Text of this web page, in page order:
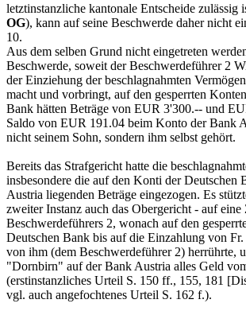
letztinstanzliche kantonale Entscheide zulässig
OG), kann auf seine Beschwerde daher nicht
10.
Aus dem selben Grund nicht eingetreten
Beschwerde, soweit der Beschwerdeführer 2
der Einziehung der beschlagnahmten
macht und vorbringt, auf den gesperrten
Bank hätten Beträge von EUR 3'300.-- und
Saldo von EUR 191.04 beim Konto der Bank
nicht seinem Sohn, sondern ihm selbst gehört.
Bereits das Strafgericht hatte die
insbesondere die auf den Konti der Deutschen
Austria liegenden Beträge eingezogen. Es
zweiter Instanz auch das Obergericht - auf eine
Beschwerdeführers 2, wonach auf den
Deutschen Bank bis auf die Einzahlung von
von ihm (dem Beschwerdeführer 2) herrührte,
"Dornbirn" auf der Bank Austria alles Geld
(erstinstanzliches Urteil S. 150 ff., 155, 181
vgl. auch angefochtenes Urteil S. 162 f.).